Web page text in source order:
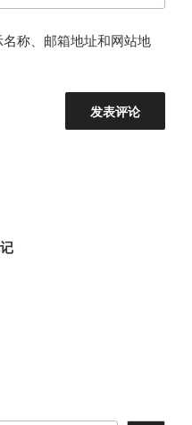
称、邮箱地址和网站地